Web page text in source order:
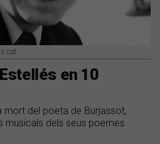
en 10
mort del poeta de Burjassot,
musicals dels seus poemes